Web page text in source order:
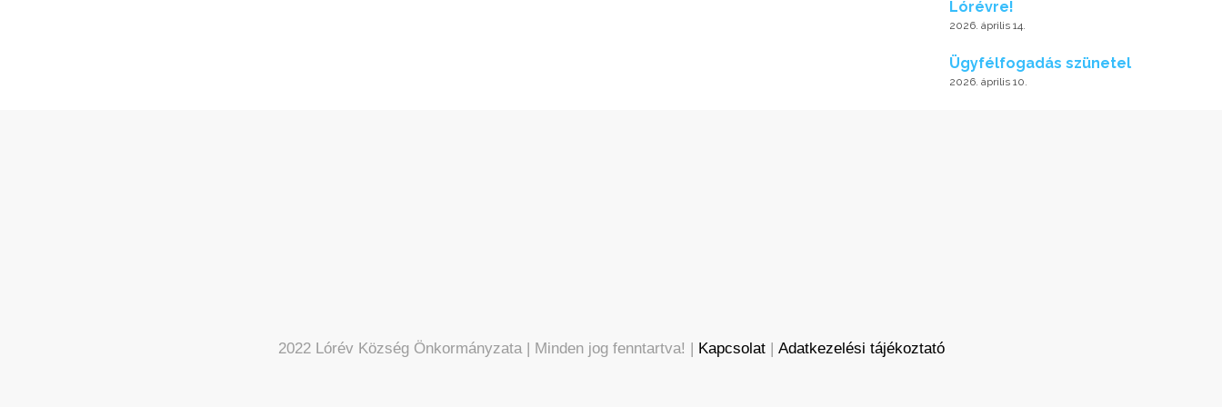
Lórévre!
2026. április 14.
Ügyfélfogadás szünetel
2026. április 10.
2022 Lórév Község Önkormányzata | Minden jog fenntartva! | Kapcsolat| Adatkezelési tájékoztató